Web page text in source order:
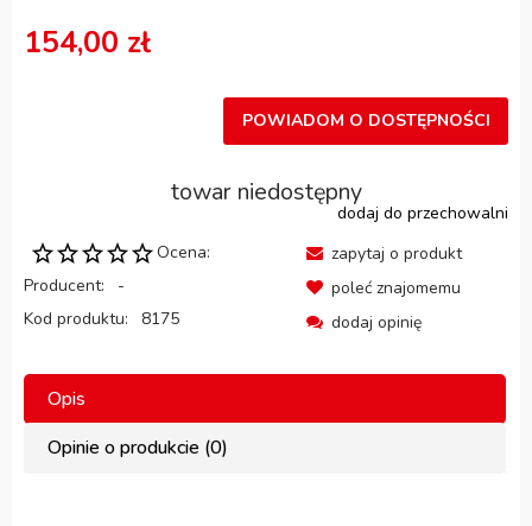
154,00 zł
POWIADOM O DOSTĘPNOŚCI
towar niedostępny
dodaj do przechowalni
Ocena:
Producent:
-
Kod produktu:
8175
zapytaj o produkt
poleć znajomemu
dodaj opinię
Opis
Opinie o produkcie (0)